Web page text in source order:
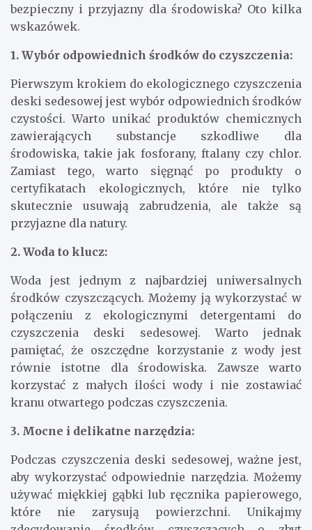
bezpieczny i przyjazny dla środowiska? Oto kilka
wskazówek.
1. Wybór odpowiednich środków do czyszczenia:
Pierwszym krokiem do ekologicznego czyszczenia
deski sedesowej jest wybór odpowiednich środków
czystości. Warto unikać produktów chemicznych
zawierających substancje szkodliwe dla
środowiska, takie jak fosforany, ftalany czy chlor.
Zamiast tego, warto sięgnąć po produkty o
certyfikatach ekologicznych, które nie tylko
skutecznie usuwają zabrudzenia, ale także są
przyjazne dla natury.
2. Woda to klucz:
Woda jest jednym z najbardziej uniwersalnych
środków czyszczących. Możemy ją wykorzystać w
połączeniu z ekologicznymi detergentami do
czyszczenia deski sedesowej. Warto jednak
pamiętać, że oszczędne korzystanie z wody jest
równie istotne dla środowiska. Zawsze warto
korzystać z małych ilości wody i nie zostawiać
kranu otwartego podczas czyszczenia.
3. Mocne i delikatne narzędzia:
Podczas czyszczenia deski sedesowej, ważne jest,
aby wykorzystać odpowiednie narzędzia. Możemy
używać miękkiej gąbki lub ręcznika papierowego,
które nie zarysują powierzchni. Unikajmy